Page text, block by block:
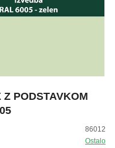
PODSTAVKOM
86012
Ostalo